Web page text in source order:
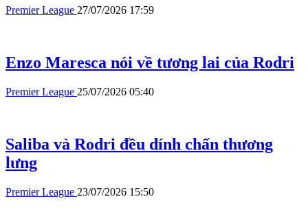
Premier League 27/07/2026 17:59
Enzo Maresca nói về tương lai của Rodri
Premier League 25/07/2026 05:40
Saliba và Rodri đều dính chấn thương
lưng
Premier League 23/07/2026 15:50